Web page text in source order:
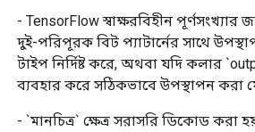
- TensorFlow স্বাক্ষরবিহীন
দুই-পরিপূরক বিট প্যাটার্নের সাথে
টাইপ নির্দিষ্ট করে, অথবা যদি কলার
ব্যবহার করে সঠিকভাবে উপস্থাপন করা
- `মানচিত্র` ক্ষেত্র সরাসরি ডিকোড করা